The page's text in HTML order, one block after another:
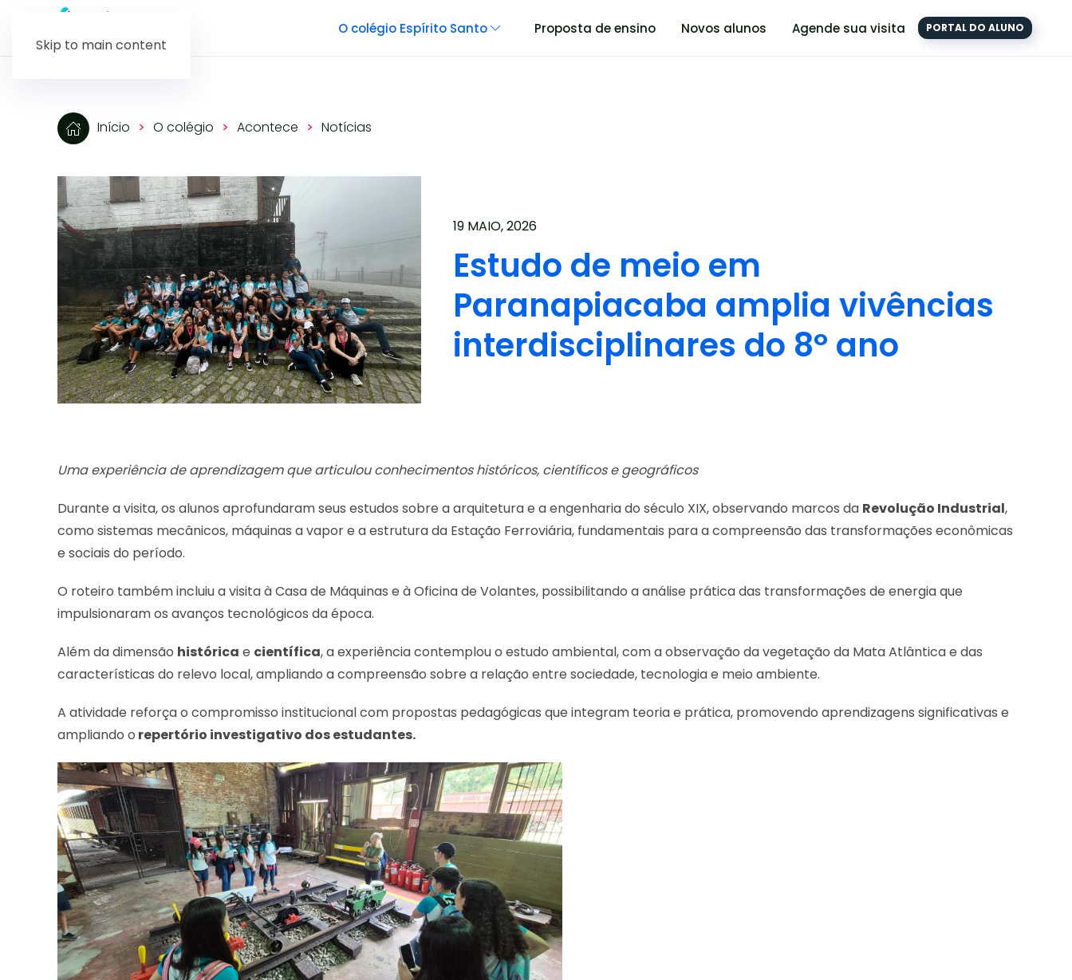
Skip to main content
O colégio Espírito Santo Proposta de ensino Novos alunos Agende sua visita PORTAL DO ALUNO
Início O colégio Acontece Notícias
19 MAIO, 2026
Estudo de meio em
Paranapiacaba amplia vivências
interdisciplinares do 8º ano
Uma experiência de aprendizagem que articulou conhecimentos históricos, científicos e geográficos
Durante a visita, os alunos aprofundaram seus estudos sobre a arquitetura e a engenharia do século XIX, observando marcos da Revolução Industrial,
como sistemas mecânicos, máquinas a vapor e a estrutura da Estação Ferroviária, fundamentais para a compreensão das transformações econômicas
e sociais do período.
O roteiro também incluiu a visita à Casa de Máquinas e à Oficina de Volantes, possibilitando a análise prática das transformações de energia que
impulsionaram os avanços tecnológicos da época.
Além da dimensão histórica e científica, a experiência contemplou o estudo ambiental, com a observação da vegetação da Mata Atlântica e das
características do relevo local, ampliando a compreensão sobre a relação entre sociedade, tecnologia e meio ambiente.
A atividade reforça o compromisso institucional com propostas pedagógicas que integram teoria e prática, promovendo aprendizagens significativas e
ampliando o repertório investigativo dos estudantes.